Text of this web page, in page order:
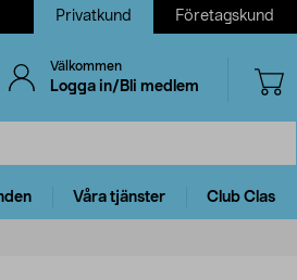
Privatkund Företagskund
Välkommen
Logga in/Bli medlem
Våra tjänster Club Clas